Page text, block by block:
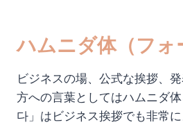
ハムニダ体（フォ
ビジネスの場、公式な挨拶、
方への言葉としてはハムニダ
다」はビジネス挨拶でも非常